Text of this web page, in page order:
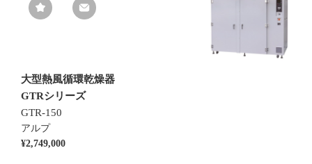
大型熱風循環乾燥器
GTRシリーズ
GTR-150
アルプ
¥2,749,000